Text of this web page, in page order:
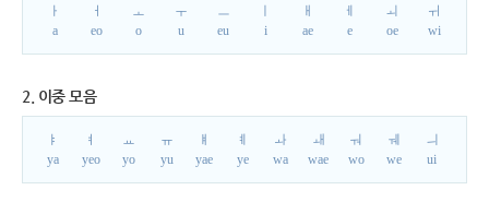
ㅏ
a
ㅓ
eo
ㅗ
o
ㅜ
u
ㅡ
eu
i
ㅐ
ae
ㅔ
e
ㅚ
oe
ㅟ
wi
2. 이중 모음
ㅑ
ya
ㅕ
yeo
ㅛ
yo
ㅠ
yu
ㅒ
yae
ㅖ
ye
ㅘ
wa
ㅙ
wae
ㅝ
wo
ㅞ
we
ㅢ
ui